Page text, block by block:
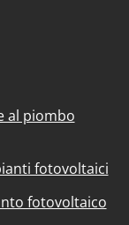
al piombo
fotovoltaici
fotovoltaico